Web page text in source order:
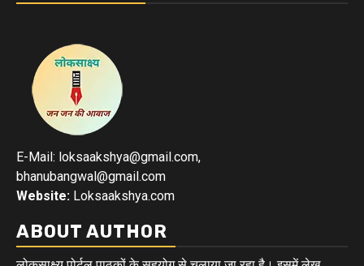
E-Mail: loksaakshya@gmail.com,
bhanubangwal@gmail.com
Website: Loksaakshya.com
ABOUT AUTHOR